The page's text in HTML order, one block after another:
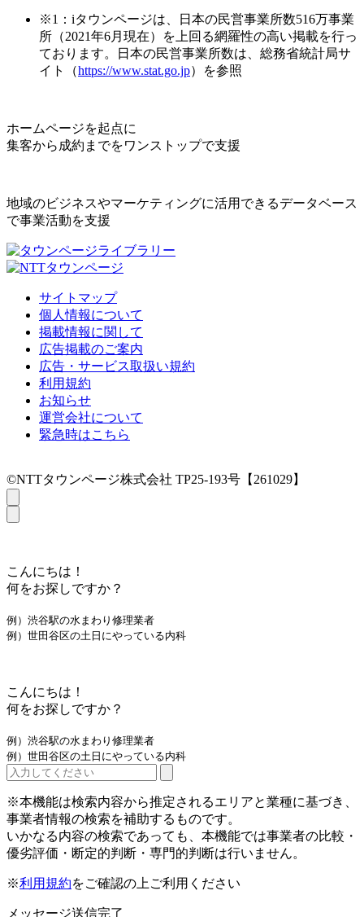
※1：iタウンページは、日本の民営事業所数516万事業
所（2021年6月現在）を上回る網羅性の高い掲載を行っ
ております。日本の民営事業所数は、総務省統計局サ
イト（https://www.stat.go.jp）を参照
ホームページを起点に
集客から成約までをワンストップで支援
地域のビジネスやマーケティングに活用できるデータベース
で事業活動を支援
サイトマップ
個人情報について
掲載情報に関して
広告掲載のご案内
広告・サービス取扱い規約
利用規約
お知らせ
運営会社について
緊急時はこちら
©NTTタウンページ株式会社 TP25-193号【261029】
こんにちは！
何をお探しですか？
例）渋谷駅の水まわり修理業者
例）世田谷区の土日にやっている内科
こんにちは！
何をお探しですか？
例）渋谷駅の水まわり修理業者
例）世田谷区の土日にやっている内科
※本機能は検索内容から推定されるエリアと業種に基づき、
事業者情報の検索を補助するものです。
いかなる内容の検索であっても、本機能では事業者の比較・
優劣評価・断定的判断・専門的判断は行いません。
※利用規約をご確認の上ご利用ください
メッセージ送信完了